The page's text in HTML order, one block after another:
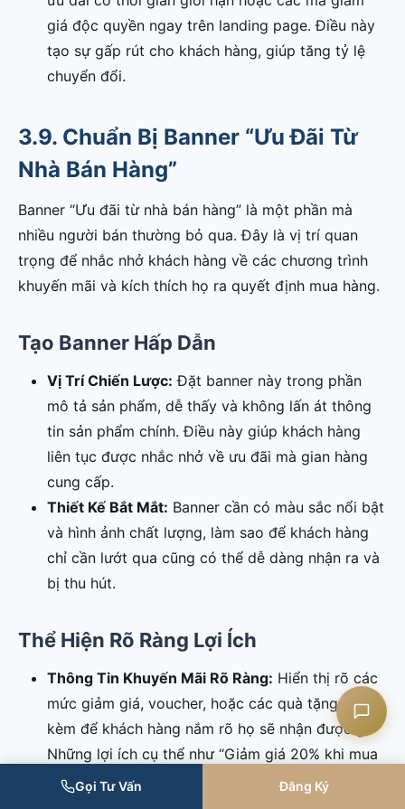
giá độc quyền ngay trên landing page. Điều này
tạo sự gấp rút cho khách hàng, giúp tăng tỷ lệ
chuyển đổi.
3.9. Chuẩn Bị Banner “Ưu Đãi Từ
Nhà Bán Hàng”
Banner “Ưu đãi từ nhà bán hàng” là một phần mà
nhiều người bán thường bỏ qua. Đây là vị trí quan
trọng để nhắc nhở khách hàng về các chương trình
khuyến mãi và kích thích họ ra quyết định mua hàng.
Tạo Banner Hấp Dẫn
Vị Trí Chiến Lược: Đặt banner này trong phần
mô tả sản phẩm, dễ thấy và không lấn át thông
tin sản phẩm chính. Điều này giúp khách hàng
liên tục được nhắc nhở về ưu đãi mà gian hàng
cung cấp.
Thiết Kế Bắt Mắt: Banner cần có màu sắc nổi bật
và hình ảnh chất lượng, làm sao để khách hàng
chỉ cần lướt qua cũng có thể dễ dàng nhận ra và
bị thu hút.
Thể Hiện Rõ Ràng Lợi Ích
Thông Tin Khuyến Mãi Rõ Ràng: Hiển thị rõ các
mức giảm giá, voucher, hoặc các quà tặng đi
kèm để khách hàng nắm rõ họ sẽ nhận được gì.
Những lợi ích cụ thể như “Giảm giá 20% khi mua
từ 2 sản phẩm”, hay “Tặng quà cho đơn hàng từ
Gọi Tư Vấn Đăng Ký
Chat Zalo
Yêu cầu tư vấn